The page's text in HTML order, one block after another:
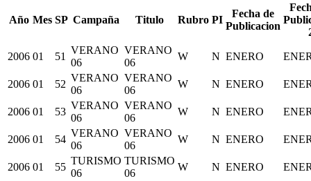
Año Mes SP Campaña Titulo Rubro PI
Fecha de
Publicacion
2006 01 51
VERANO
06
VERANO
06
W N ENERO
2006 01 52
VERANO
06
VERANO
06
W N ENERO
2006 01 53
VERANO
06
VERANO
06
W N ENERO
2006 01 54
VERANO
06
VERANO
06
W N ENERO
2006 01 55
TURISMO
06
TURISMO
06
W N ENERO